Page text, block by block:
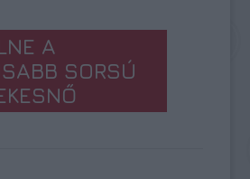
A
SORSÚ